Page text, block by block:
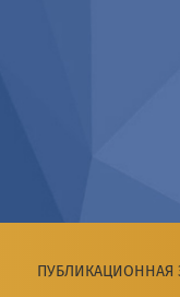
ПУБЛИКАЦИОННАЯ